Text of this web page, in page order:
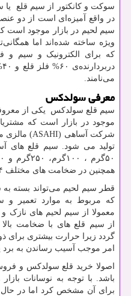
سوکت و کانکتور از سیم قلع یا
در واقع آمیزه‌ای است از دو
سیم لحیم در بازار موجود است
ویژه ساخته شده‌اند اما
که برای الکترونیک و سیم و
می‌نامند.
معرفی سولدکس
سیم قلع سولدکس یکی از
موجود در بازار است که
شرکت آساهی (ASAHI) مالزی
تولید می شود. سیم قلع های
همچنین در ضخامت های مختلف ۰٫۴ ، ۰٫۸ ، ۱ ، ۱٫۶میلیمتر و …
قطر سیم لحیم می‌تواند بسته به
که مربوط به موارد تعمیر و
معمولا از سیم لحیم های نازک
از سیم قلع های با ضخامت
گردد زیرا حرارت بیشتری برای
امر موجب آسیب رساندن به برد
اصولا خرید قلع سولدکس و
باشد. با توجه به نوسانات